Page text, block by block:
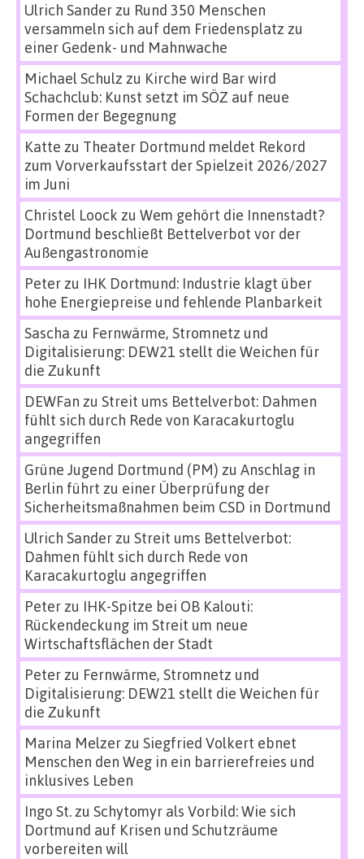
Ulrich Sanderzu Rund 350 Menschen
versammeln sich auf dem Friedensplatz zu
einer Gedenk- und Mahnwache
Michael Schulz zu Kirche wird Bar wird
Schachclub: Kunst setzt im SÖZ auf neue
Formen der Begegnung
Katte zu Theater Dortmund meldet Rekord
zum Vorverkaufsstart der Spielzeit 2026/2027
im Juni
Christel Loock zu Wem gehört die Innenstadt?
Dortmund beschließt Bettelverbot vor der
Außengastronomie
Peterzu IHK Dortmund: Industrie klagt über
hohe Energiepreise und fehlende Planbarkeit
Sascha zu Fernwärme, Stromnetz und
Digitalisierung: DEW21 stellt die Weichen für
die Zukunft
DEWFan zu Streit ums Bettelverbot: Dahmen
fühlt sich durch Rede von Karacakurtoglu
angegriffen
Grüne Jugend Dortmund (PM) zu Anschlag in
Berlin führt zu einer Überprüfung der
Sicherheitsmaßnahmen beim CSD in Dortmund
Ulrich Sanderzu Streit ums Bettelverbot:
Dahmen fühlt sich durch Rede von
Karacakurtoglu angegriffen
Peterzu IHK-Spitze bei OB Kalouti:
Rückendeckung im Streit um neue
Wirtschaftsflächen der Stadt
Peterzu Fernwärme, Stromnetz und
Digitalisierung: DEW21 stellt die Weichen für
die Zukunft
Marina Melzerzu Siegfried Volkert ebnet
Menschen den Weg in ein barrierefreies und
inklusives Leben
Ingo St.zu Schytomyr als Vorbild: Wie sich
Dortmund auf Krisen und Schutzräume
vorbereiten will